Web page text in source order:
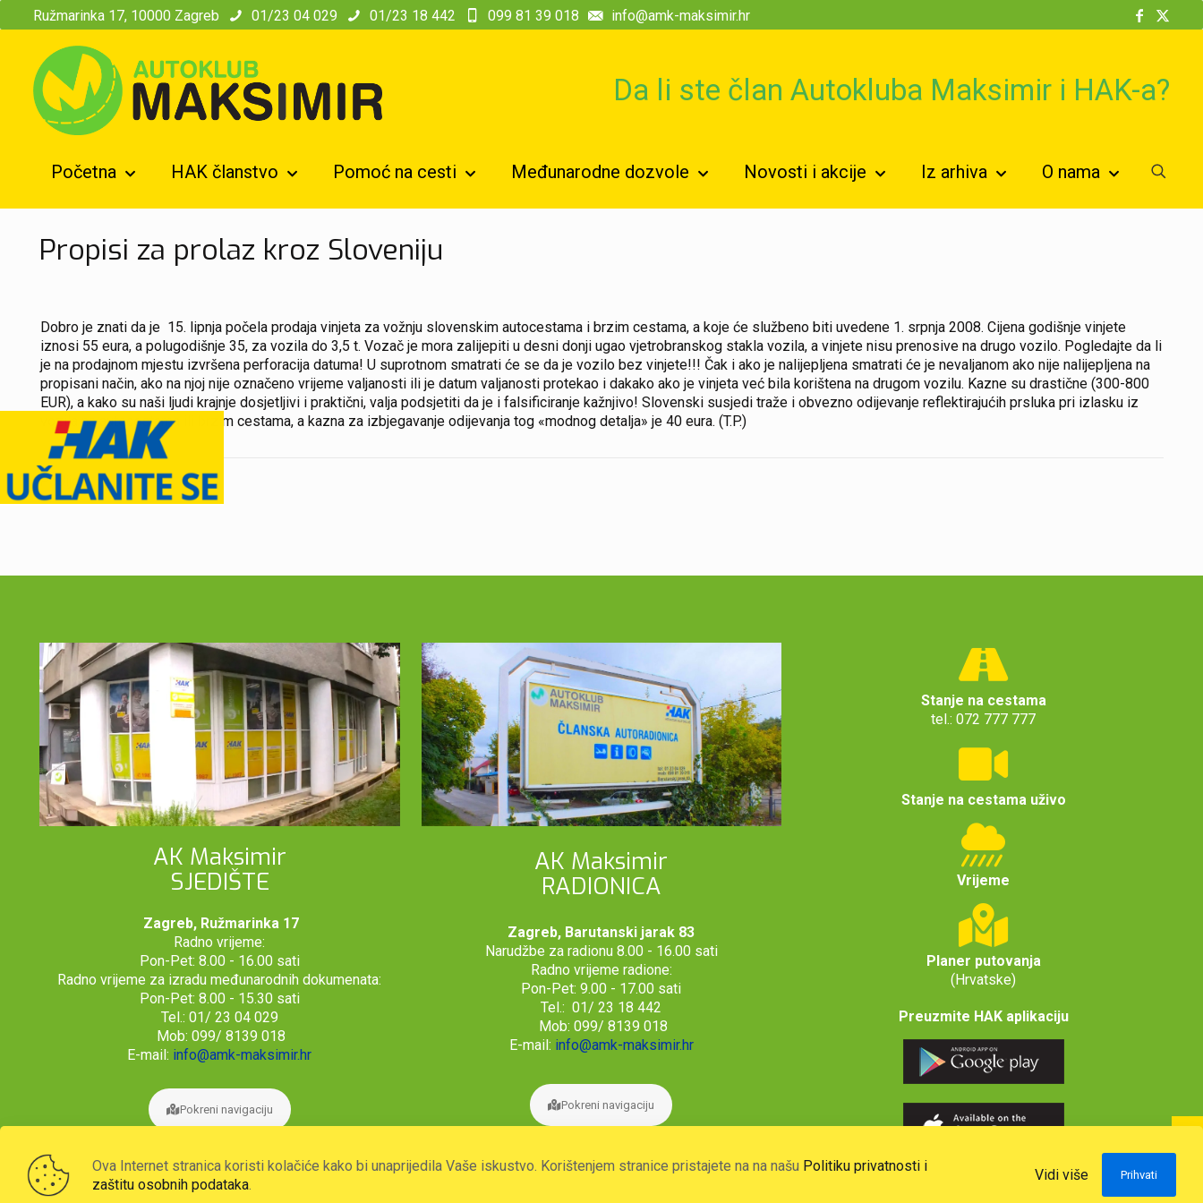
Ružmarinka 17, 10000 Zagreb 01/23 04 029 01/23 18 442 099 81 39 018 info@amk-maksimir.hr
Da li ste član Autokluba Maksimir i HAK-a?
Početna HAK članstvo Pomoć na cesti Međunarodne dozvole Novosti i akcije Iz arhiva O nama
Propisi za prolaz kroz Sloveniju
Dobro je znati da je 15. lipnja počela prodaja vinjeta za vožnju slovenskim autocestama i brzim cestama, a koje će službeno biti uvedene 1. srpnja 2008. Cijena godišnje vinjete
iznosi 55 eura, a polugodišnje 35, za vozila do 3,5 t. Vozač je mora zalijepiti u desni donji ugao vjetrobranskog stakla vozila, a vinjete nisu prenosive na drugo vozilo. Pogledajte da li
je na prodajnom mjestu izvršena perforacija datuma! U suprotnom smatrati će se da je vozilo bez vinjete!!! Čak i ako je nalijepljena smatrati će je nevaljanom ako nije nalijepljena na
propisani način, ako na njoj nije označeno vrijeme valjanosti ili je datum valjanosti protekao i dakako ako je vinjeta već bila korištena na drugom vozilu. Kazne su drastične (300-800
EUR), a kako su naši ljudi krajnje dosjetljivi i praktični, valja podsjetiti da je i falsificiranje kažnjivo! Slovenski susjedi traže i obvezno odijevanje reflektirajućih prsluka pri izlasku iz
vozila na autocestama ili brzim cestama, a kazna za izbjegavanje odijevanja tog «modnog detalja» je 40 eura. (T.P.)
Podijeli
AK Maksimir
SJEDIŠTE
Zagreb, Ružmarinka 17
Radno vrijeme:
Pon-Pet: 8.00 - 16.00 sati
Radno vrijeme za izradu međunarodnih dokumenata:
Pon-Pet: 8.00 - 15.30 sati
Tel.: 01/ 23 04 029
Mob: 099/ 8139 018
E-mail: info@amk-maksimir.hr
Pokreni navigaciju
AK Maksimir
RADIONICA
Zagreb, Barutanski jarak 83
Narudžbe za radionu 8.00 - 16.00 sati
Radno vrijeme radione:
Pon-Pet: 9.00 - 17.00 sati
Tel.: 01/ 23 18 442
Mob: 099/ 8139 018
E-mail: info@amk-maksimir.hr
Pokreni navigaciju
Stanje na cestama
tel.: 072 777 777
Stanje na cestama uživo
Vrijeme
Planer putovanja
(Hrvatske)
Preuzmite HAK aplikaciju
2026. © Autoklub Maksimir
Ova Internet stranica koristi kolačiće kako bi unaprijedila Vaše iskustvo. Korištenjem stranice pristajete na na našu Politiku privatnosti i
zaštitu osobnih podataka
Vidi više Prihvati
modal-check